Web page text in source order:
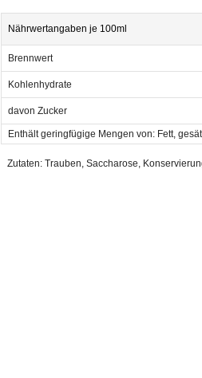
Nährwertangaben je 100ml
Brennwert
Kohlenhydrate
davon Zucker
Enthält geringfügige Mengen von: Fett,
Zutaten: Trauben, Saccharose,